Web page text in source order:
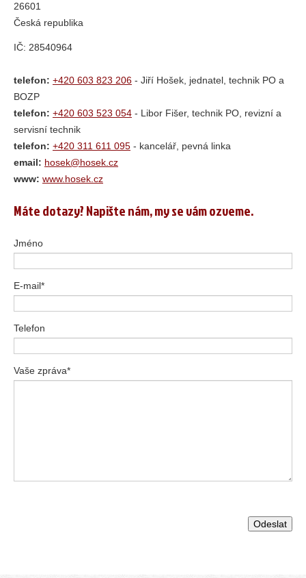
26601
Česká republika
IČ: 28540964
telefon: +420 603 823 206 - Jiří Hošek, jednatel, technik PO a
BOZP
telefon: +420 603 523 054 - Libor Fišer, technik PO, revizní a
servisní technik
telefon: +420 311 611 095 - kancelář, pevná linka
email: hosek@hosek.cz
www: www.hosek.cz
Máte dotazy? Napište nám, my se vám ozveme.
Jméno
E-mail*
Telefon
Vaše zpráva*